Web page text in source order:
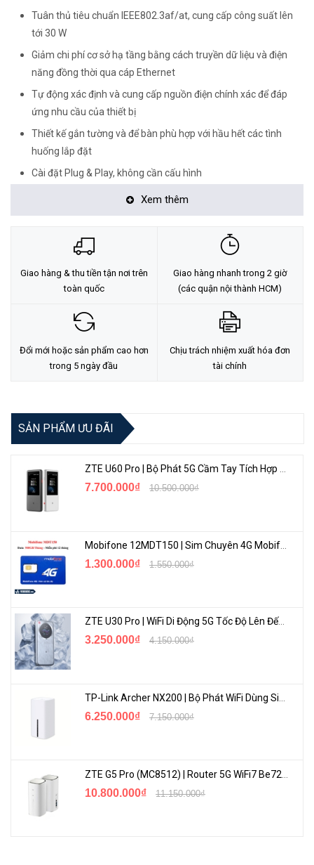
Tuân thủ tiêu chuẩn IEEE802.3af/at, cung cấp công suất lên
tới 30 W
Giảm chi phí cơ sở hạ tầng bằng cách truyền dữ liệu và điện
năng đồng thời qua cáp Ethernet
Tự động xác định và cung cấp nguồn điện chính xác để đáp
ứng nhu cầu của thiết bị
Thiết kế gắn tường và để bàn phù hợp với hầu hết các tình
huống lắp đặt
Cài đặt Plug & Play, không cần cấu hình
<Hotline: 0828.011.011 - (028)7300.2021 - VoHoang.vn>
Xem thêm
Giao hàng & thu tiền tận nơi trên
toàn quốc
Giao hàng nhanh trong 2 giờ
(các quận nội thành HCM)
Đổi mới hoặc sản phẩm cao hơn
trong 5 ngày đầu
Chịu trách nhiệm xuất hóa đơn
tài chính
SẢN PHẨM ƯU ĐÃI
ZTE U60 Pro | Bộ Phát 5G Cầm Tay Tích Hợp Công Nghệ WiFi 7, Pin 10000mAh
7.700.000₫ 10.500.000₫
1.300.000₫ 1.550.000₫
ZTE U30 Pro | WiFi Di Động 5G Tốc Độ Lên Đến 500Mbps, Màn Hình Cảm Ứng
3.250.000₫ 4.150.000₫
6.250.000₫ 7.150.000₫
10.800.000₫ 11.150.000₫